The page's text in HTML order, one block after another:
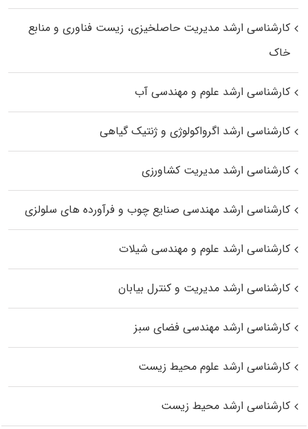
کارشناسی ارشد مدیریت حاصلخیزی، زیست فناوری و منابع
خاک
کارشناسی ارشد علوم و مهندسی آب
کارشناسی ارشد اگرواکولوژی و ژنتیک گیاهی
کارشناسی ارشد مدیریت کشاورزی
کارشناسی ارشد مهندسی صنایع چوب و فرآورده‌ های سلولزی
کارشناسی ارشد علوم و مهندسی شیلات
کارشناسی ارشد مدیریت و کنترل بیابان
کارشناسی ارشد مهندسی فضای سبز
کارشناسی ارشد علوم محیط‌ زیست
کارشناسی ارشد محیط زیست